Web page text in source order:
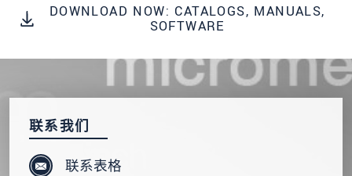
DOWNLOAD NOW: CATALOGS, MANUALS,
SOFTWARE
联系我们
联系表格
我们将对您的数据保密。请阅读我们的数据隐私
发送信息